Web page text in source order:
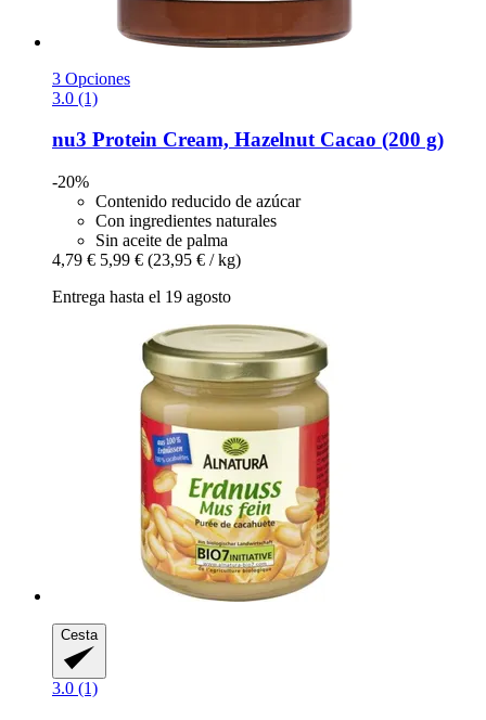
3 Opciones
3.0 (1)
nu3 Protein Cream, Hazelnut Cacao (200 g)
-20%
Contenido reducido de azúcar
Con ingredientes naturales
Sin aceite de palma
4,79 € 5,99 € (23,95 € / kg)
Entrega hasta el 19 agosto
Cesta
3.0 (1)